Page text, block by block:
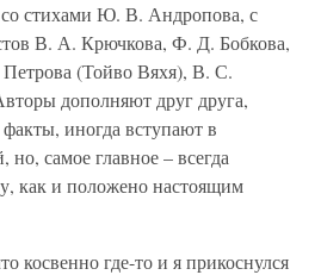
стихами Ю. В. Андропова, с
В. А. Крючкова, Ф. Д. Бобкова,
(Тойво Вяхя), В. С.
дополняют друг друга,
иногда вступают в
самое главное – всегда
как и положено настоящим
косвенно где-то и я прикоснулся